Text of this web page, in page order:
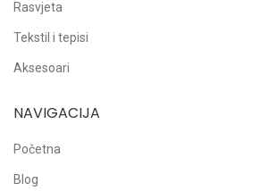
Rasvjeta
Tekstil i tepisi
Aksesoari
NAVIGACIJA
Početna
Blog